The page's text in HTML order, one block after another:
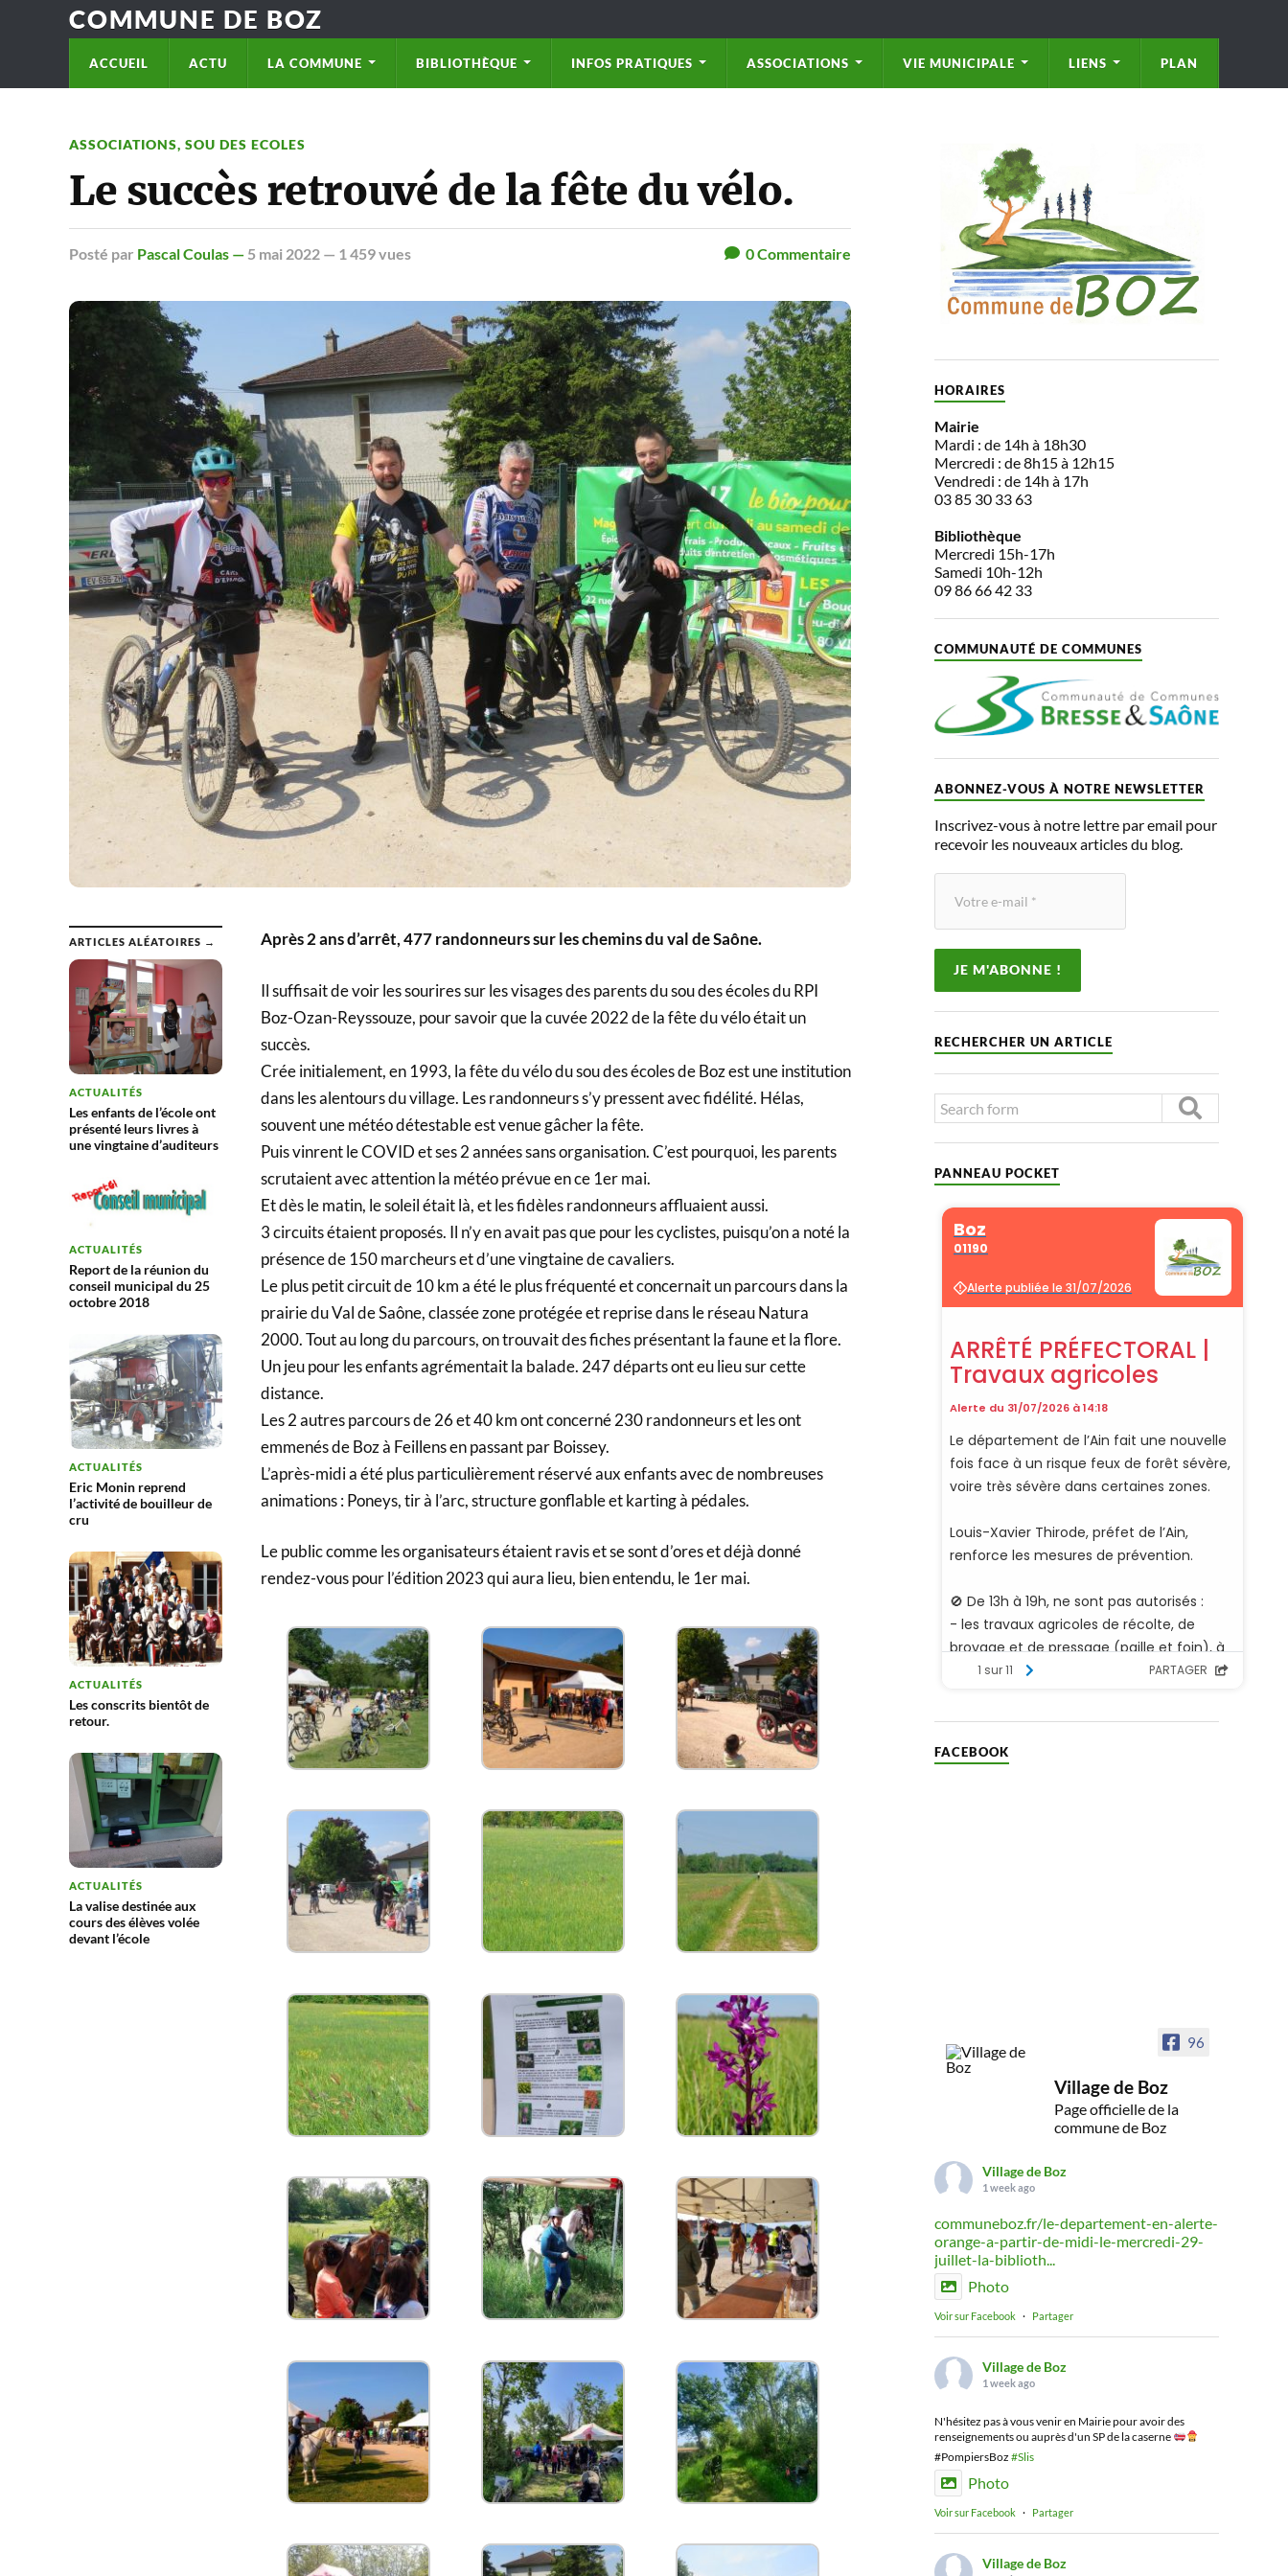
COMMUNE DE BOZ
ACCUEIL ACTU LA COMMUNE BIBLIOTHÈQUE INFOS PRATIQUES ASSOCIATIONS VIE MUNICIPALE LIENS PLAN
ASSOCIATIONS, SOU DES ECOLES
Le succès retrouvé de la fête du vélo.
Posté par Pascal Coulas — 5 mai 2022 — 1 459 vues 0Commentaire
ARTICLES ALÉATOIRES →
ACTUALITÉS
Les enfants de l’école ont
présenté leurs livres à
une vingtaine d’auditeurs
ACTUALITÉS
Report de la réunion du
conseil municipal du 25
octobre 2018
ACTUALITÉS
Eric Monin reprend
l’activité de bouilleur de
cru
ACTUALITÉS
Les conscrits bientôt de
retour.
ACTUALITÉS
La valise destinée aux
cours des élèves volée
devant l’école
Après 2 ans d’arrêt, 477 randonneurs sur les chemins du val de Saône.
Il suffisait de voir les sourires sur les visages des parents du sou des écoles du RPI
Boz-Ozan-Reyssouze, pour savoir que la cuvée 2022 de la fête du vélo était un
succès.
Crée initialement, en 1993, la fête du vélo du sou des écoles de Boz est une institution
dans les alentours du village. Les randonneurs s’y pressent avec fidélité. Hélas,
souvent une météo détestable est venue gâcher la fête.
Puis vinrent le COVID et ses 2 années sans organisation. C’est pourquoi, les parents
scrutaient avec attention la météo prévue en ce 1er mai.
Et dès le matin, le soleil était là, et les fidèles randonneurs affluaient aussi.
3 circuits étaient proposés. Il n’y en avait pas que pour les cyclistes, puisqu’on a noté la
présence de 150 marcheurs et d’une vingtaine de cavaliers.
Le plus petit circuit de 10 km a été le plus fréquenté et concernait un parcours dans la
prairie du Val de Saône, classée zone protégée et reprise dans le réseau Natura
2000. Tout au long du parcours, on trouvait des fiches présentant la faune et la flore.
Un jeu pour les enfants agrémentait la balade. 247 départs ont eu lieu sur cette
distance.
Les 2 autres parcours de 26 et 40 km ont concerné 230 randonneurs et les ont
emmenés de Boz à Feillens en passant par Boissey.
L’après-midi a été plus particulièrement réservé aux enfants avec de nombreuses
animations : Poneys, tir à l’arc, structure gonflable et karting à pédales.
Le public comme les organisateurs étaient ravis et se sont d’ores et déjà donné
rendez-vous pour l’édition 2023 qui aura lieu, bien entendu, le 1er mai.
HORAIRES
Mairie
Mardi : de 14h à 18h30
Mercredi : de 8h15 à 12h15
Vendredi : de 14h à 17h
03 85 30 33 63
Bibliothèque
Mercredi 15h-17h
Samedi 10h-12h
09 86 66 42 33
COMMUNAUTÉ DE COMMUNES
ABONNEZ-VOUS À NOTRE NEWSLETTER
Inscrivez-vous à notre lettre par email pour
recevoir les nouveaux articles du blog.
RECHERCHER UN ARTICLE
PANNEAU POCKET
FACEBOOK
96
Village de Boz
Page officielle de la
commune de Boz
Village de Boz
1 week ago
communeboz.fr/le-departement-en-alerte-
orange-a-partir-de-midi-le-mercredi-29-
juillet-la-biblioth...
Photo
Voir sur Facebook · Partager
Village de Boz
1 week ago
N'hésitez pas à vous venir en Mairie pour avoir des
renseignements ou auprès d'un SP de la caserne
#PompiersBoz #Slis
Photo
Voir sur Facebook · Partager
Village de Boz